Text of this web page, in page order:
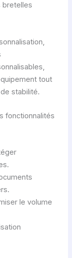
bretelles
tout
stabilité.
fonctionnalités
le volume